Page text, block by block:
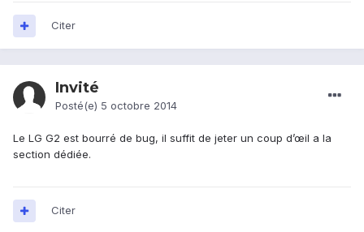
Citer
Invité
Posté(e) 5 octobre 2014
Le LG G2 est bourré de bug, il suffit de jeter un coup d’œil a la
section dédiée.
Citer